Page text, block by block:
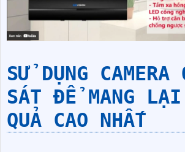
SỬ DỤNG CAMERA
SÁT ĐỂ MANG
QUẢ CAO NHẤT